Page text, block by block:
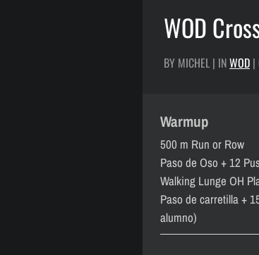
WOD
BY MICHEL | INWOD |
Warmup
500 m Run or Row
Paso de Oso + 12
Walking Lunge OH
Paso de carretilla +
alumno)